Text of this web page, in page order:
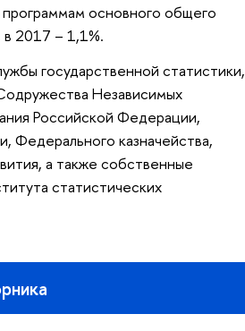
основного общего
в 2017 – 1,1%.
государственной статистики,
Независимых
Российской Федерации,
Федерального казначейства,
а также собственные
статистических